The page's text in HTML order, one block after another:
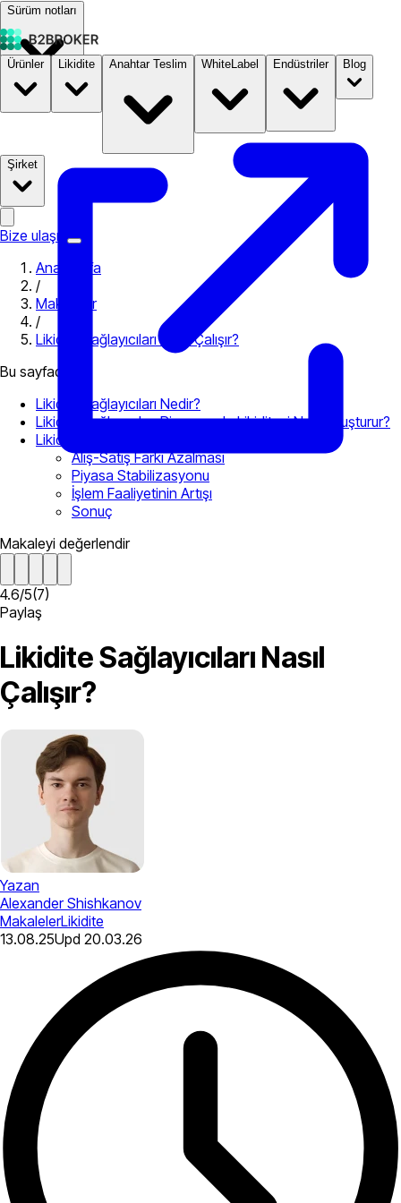
Sürüm notları
Dokümantasyon Fiyatlandırma B2STORE
Ürünler Likidite Anahtar Teslim WhiteLabel Endüstriler Blog
Şirket
Bize ulaşın
Ana Sayfa
/
Makaleler
/
Likidite Sağlayıcıları Nasıl Çalışır?
Bu sayfada
Likidite Sağlayıcıları Nedir?
Likidite Sağlayıcıları Piyasasada Likiditeyi Nasıl Oluşturur?
Likidite Sağlayıcı Kullanmanın Faydaları
Alış-Satış Farkı Azalması
Piyasa Stabilizasyonu
İşlem Faaliyetinin Artışı
Sonuç
Makaleyi değerlendir
4.6/5(7)
Paylaş
Likidite Sağlayıcıları Nasıl
Çalışır?
Yazan
Alexander Shishkanov
MakalelerLikidite
13.08.25Upd 20.03.26